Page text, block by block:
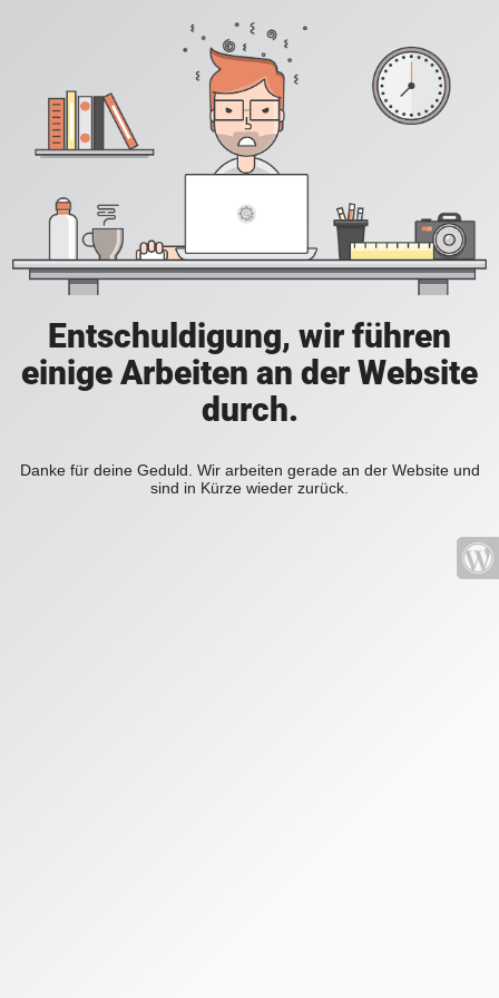
Entschuldigung, wir führen
einige Arbeiten an der Website
durch.
Danke für deine Geduld. Wir arbeiten gerade an der Website und
sind in Kürze wieder zurück.